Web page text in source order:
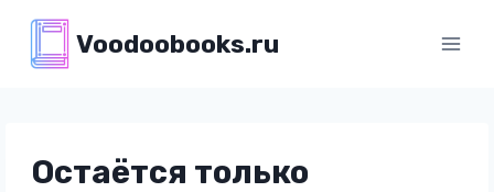
содержимому
Voodoobooks.ru
Остаётся только